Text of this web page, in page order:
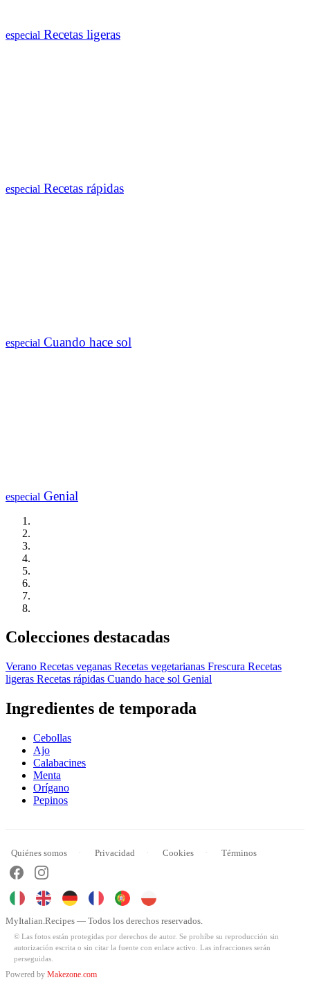
especial Recetas ligeras
especial Recetas rápidas
especial Cuando hace sol
especial Genial
Colecciones destacadas
Verano Recetas veganas Recetas vegetarianas Frescura Recetas
ligeras Recetas rápidas Cuando hace sol Genial
Ingredientes de temporada
Cebollas
Ajo
Calabacines
Menta
Orígano
Pepinos
Quiénes somos Privacidad Cookies Términos
MyItalian.Recipes — Todos los derechos reservados.
© Las fotos están protegidas por derechos de autor. Se prohíbe su reproducción sin
autorización escrita o sin citar la fuente con enlace activo. Las infracciones serán
perseguidas.
Powered by Makezone.com